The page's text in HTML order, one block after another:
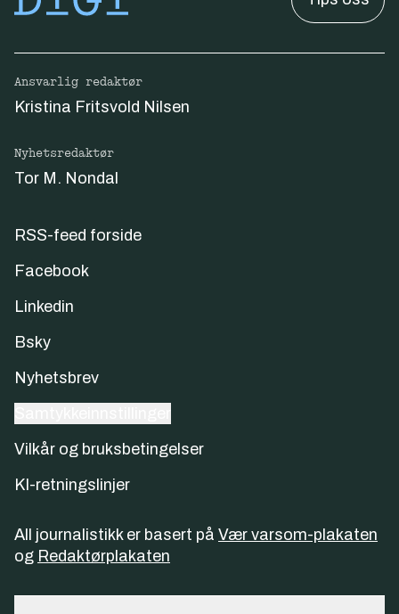
Ansvarlig redaktør
Kristina Fritsvold Nilsen
Nyhetsredaktør
Tor M. Nondal
RSS-feed forside
Facebook
Linkedin
Bsky
Nyhetsbrev
Vilkår og bruksbetingelser
KI-retningslinjer
All journalistikk er basert på Vær varsom-plakaten
og Redaktørplakaten